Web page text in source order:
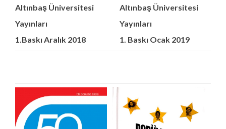
Altınbaş Üniversitesi
Yayınları
1.Baskı Aralık 2018
Altınbaş Üniversitesi
Yayınları
1. Baskı Ocak 2019